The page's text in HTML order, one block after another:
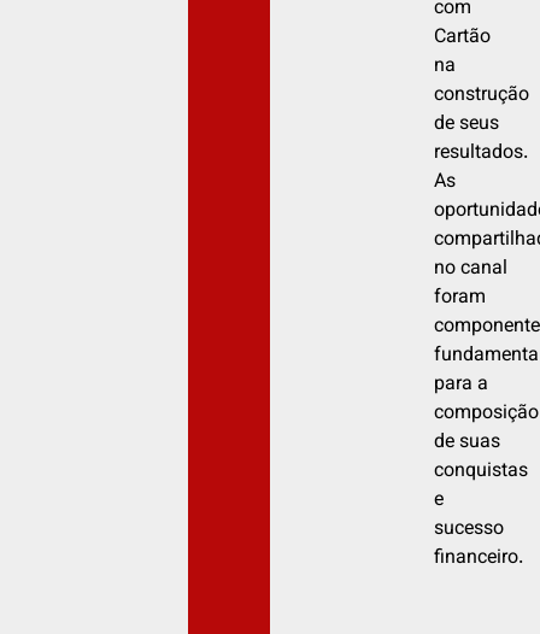
com
Cartão
na
construção
de seus
resultados.
As
no canal
foram
para a
composição
de suas
conquistas
e
sucesso
financeiro.